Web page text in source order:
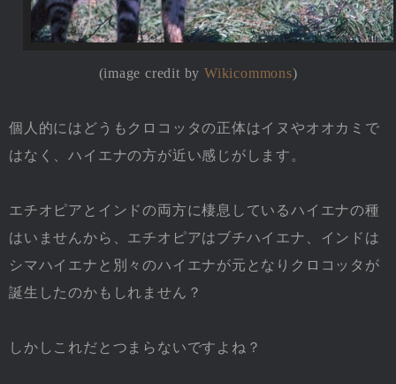
(image credit by Wikicommons)
個人的にはどうもクロコッタの正体はイヌやオオカミで
はなく、ハイエナの方が近い感じがします。
エチオピアとインドの両方に棲息しているハイエナの種
はいませんから、エチオピアはブチハイエナ、インドは
シマハイエナと別々のハイエナが元となりクロコッタが
誕生したのかもしれません？
しかしこれだとつまらないですよね？